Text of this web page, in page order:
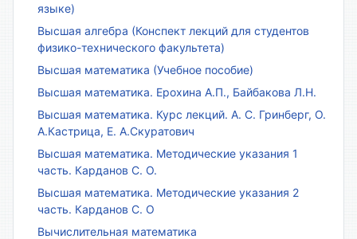
языке)
Высшая алгебра (Конспект лекций для студентов
физико-технического факультета)
Высшая математика (Учебное пособие)
Высшая математика. Ерохина А.П., Байбакова Л.Н.
Высшая математика. Курс лекций. А. С. Гринберг, О.
А.Кастрица, Е. А.Скуратович
Высшая математика. Методические указания 1
часть. Карданов С. О.
Высшая математика. Методические указания 2
часть. Карданов С. О
Вычислительная математика